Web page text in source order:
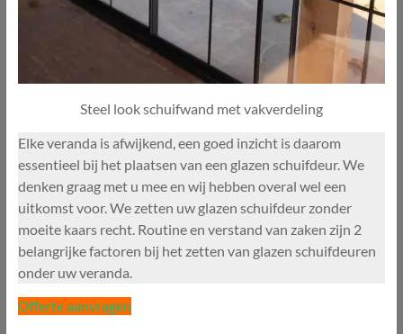
Steel look schuifwand met vakverdeling
Elke veranda is afwijkend, een goed inzicht is daarom
essentieel bij het plaatsen van een glazen schuifdeur. We
denken graag met u mee en wij hebben overal wel een
uitkomst voor. We zetten uw glazen schuifdeur zonder
moeite kaars recht. Routine en verstand van zaken zijn 2
belangrijke factoren bij het zetten van glazen schuifdeuren
onder uw veranda.
Offerte aanvragen